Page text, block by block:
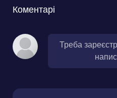
Коментарі
Треба